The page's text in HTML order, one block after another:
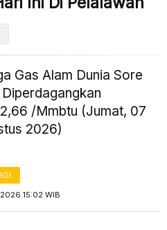
Gas Alam Dunia Sore
/Mmbtu (Jumat, 07
2026)
15:02 WIB